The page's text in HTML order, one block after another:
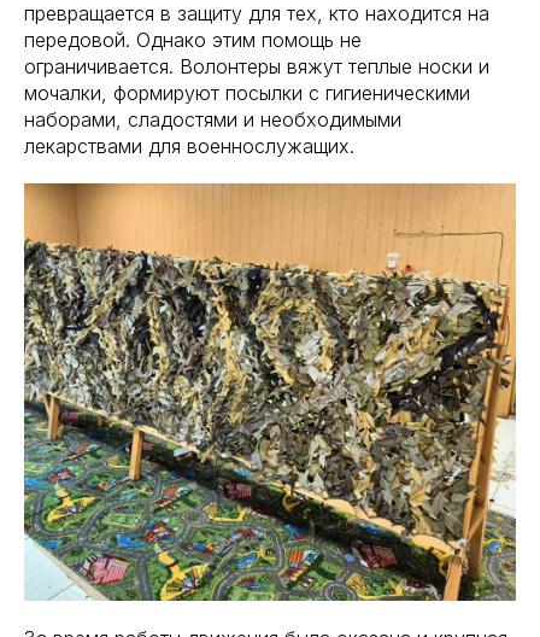
превращается в защиту для тех, кто находится на
передовой. Однако этим помощь не
ограничивается. Волонтеры вяжут теплые носки и
мочалки, формируют посылки с гигиеническими
наборами, сладостями и необходимыми
лекарствами для военнослужащих.